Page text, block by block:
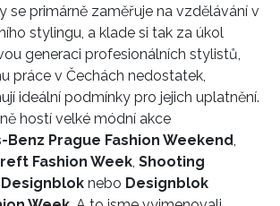
se primárně zaměřuje na vzdělávání v
stylingu, a klade si tak za úkol
generaci profesionálních stylistů,
práce v Čechách nedostatek,
ideální podmínky pro jejich uplatnění.
hostí velké módní akce
Benz Prague Fashion Weekend,
Fashion Week, Shooting
Designblok nebo Designblok